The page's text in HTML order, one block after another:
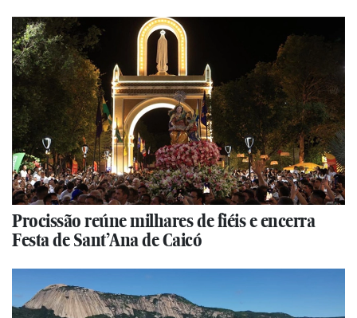
Procissão reúne milhares de fiéis e encerra
Festa de Sant’Ana de Caicó